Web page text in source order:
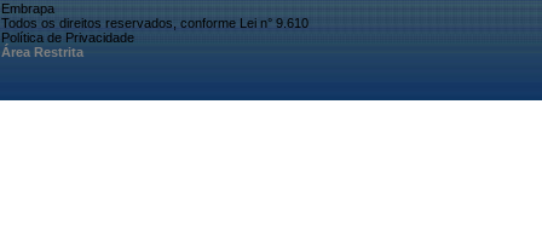
Embrapa
Todos os direitos reservados, conforme Lei n° 9.610
Política de Privacidade
Área Restrita